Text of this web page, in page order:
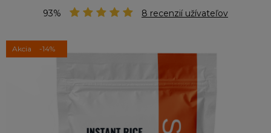
93% 8 recenzií užívateľov
Akcia -14%